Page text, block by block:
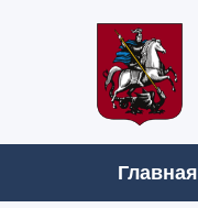
Главная